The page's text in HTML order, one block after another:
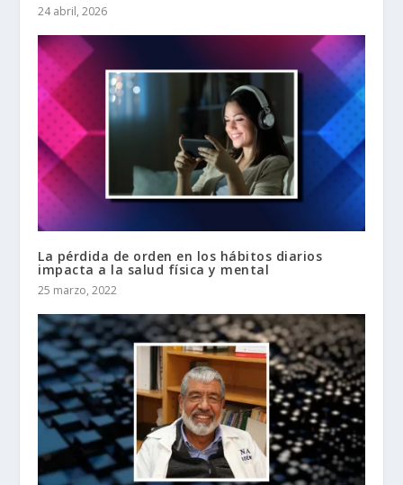
24 abril, 2026
La pérdida de orden en los hábitos diarios
impacta a la salud física y mental
25 marzo, 2022